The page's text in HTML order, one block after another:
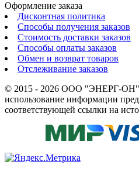
Оформление заказа
Дисконтная политика
Способы получения заказов
Стоимость доставки заказов
Способы оплаты заказов
Обмен и возврат товаров
Отслеживание заказов
© 2015 - 2026 ООО "ЭНЕРГ-ОН".
использование информации
соответствующей ссылки на